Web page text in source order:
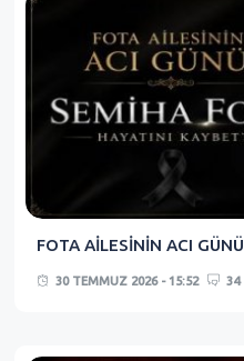
FOTA AİLESİNİN ACI GÜNÜ
30 TEMMUZ 2026 - 15:52 34